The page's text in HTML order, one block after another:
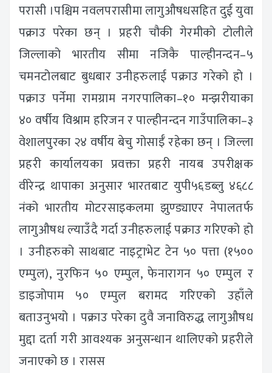
परासी ।पश्चिम नवलपरासीमा लागुऔषधसहित दुई युवा
पक्राउ परेका छन् । प्रहरी चौकी गेरमीको टोलीले
जिल्लाको भारतीय सीमा नजिकै पाल्हीनन्दन–५
चमनटोलबाट बुधबार उनीहरुलाई पक्राउ गरेको हो ।
पक्राउ पर्नेमा रामग्राम नगरपालिका–१० मन्झरीयाका
४० वर्षीय विश्राम हरिजन र पाल्हीनन्दन गाउँपालिका–३
वेशालपुरका २४ वर्षीय बेचु गोसाईँ रहेका छन् । जिल्ला
प्रहरी कार्यालयका प्रवक्ता प्रहरी नायब उपरीक्षक
वीरेन्द्र थापाका अनुसार भारतबाट युपी५६डब्लु ४६८८
नंको भारतीय मोटरसाइकलमा झुण्ड्याएर नेपालतर्फ
लागुऔषध ल्याउँदै गर्दा उनीहरुलाई पक्राउ गरिएको हो
। उनीहरुको साथबाट नाइट्राभेट टेन ५० पत्ता (१५००
एम्पुल), नुरफिन ५० एम्पुल, फेनारागन ५० एम्पुल र
डाइजोपाम ५० एम्पुल बरामद गरिएको उहाँले
बताउनुभयो । पक्राउ परेका दुवै जनाविरुद्ध लागुऔषध
मुद्दा दर्ता गरी आवश्यक अनुसन्धान थालिएको प्रहरीले
जनाएको छ । रासस